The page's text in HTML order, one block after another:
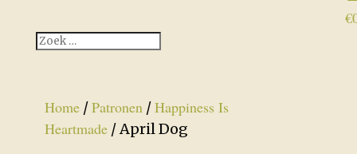
€
Home/Patronen/Happiness Is
Heartmade/ April Dog